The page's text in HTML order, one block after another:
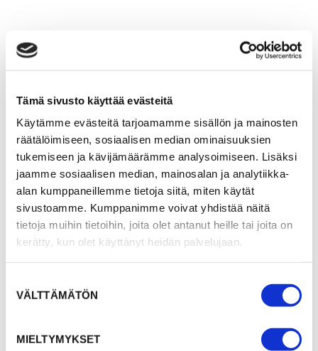
Tämä sivusto käyttää evästeitä
Käytämme evästeitä tarjoamamme sisällön ja mainosten
räätälöimiseen, sosiaalisen median ominaisuuksien
tukemiseen ja kävijämäärämme analysoimiseen. Lisäksi
jaamme sosiaalisen median, mainosalan ja analytiikka-
alan kumppaneillemme tietoja siitä, miten käytät
sivustoamme. Kumppanimme voivat yhdistää näitä
tietoja muihin tietoihin, joita olet antanut heille tai joita on
kerätty, kun olet käyttänyt heidän palvelujaan.
valinta
VÄLTTÄMÄTÖN
MIELTYMYKSET